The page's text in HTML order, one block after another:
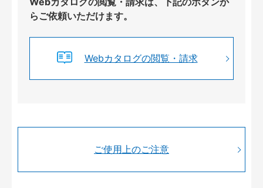
らご依頼いただけます。
Webカタログの閲覧・請求
ご使用上のご注意